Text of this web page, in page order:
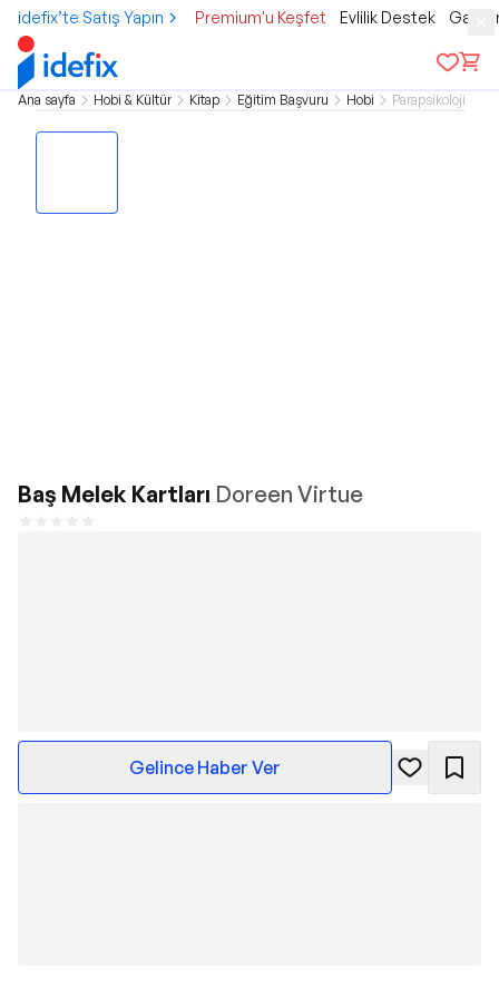
idefix’te Satış Yapın Premium'u Keşfet Evlilik Destek
Ana sayfa Hobi & Kültür Kitap Eğitim Başvuru Hobi Parapsikoloji
Baş Melek Kartları Doreen Virtue
Gelince Haber Ver